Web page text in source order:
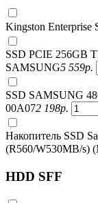
Kingston Enterprise
SSD PCIE 256GB
SAMSUNG5 559р.
SSD SAMSUNG
00A072 198р.
Накопитель SSD
(R560/W530MB/s)
HDD SFF